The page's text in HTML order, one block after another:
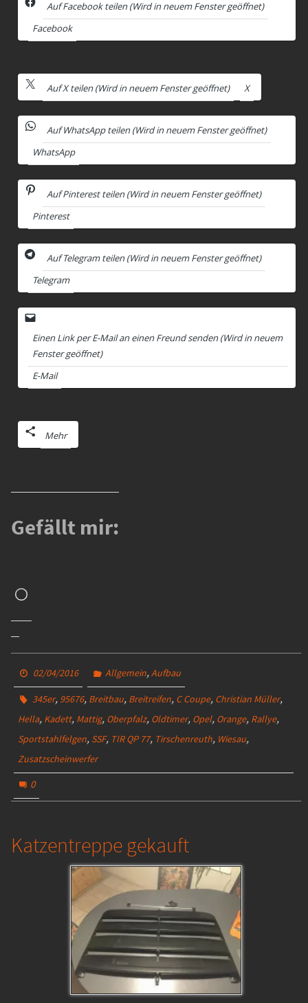
Auf Facebook teilen (Wird in neuem Fenster geöffnet)
Facebook
Auf X teilen (Wird in neuem Fenster geöffnet) X
Auf WhatsApp teilen (Wird in neuem Fenster geöffnet)
WhatsApp
Auf Pinterest teilen (Wird in neuem Fenster geöffnet)
Pinterest
Auf Telegram teilen (Wird in neuem Fenster geöffnet)
Telegram
Einen Link per E-Mail an einen Freund senden (Wird in neuem
Fenster geöffnet)
E-Mail
Mehr
Gefällt mir:
geladen …
02/04/2016 Allgemein, Aufbau
345er, 95676, Breitbau, Breitreifen, C Coupe, Christian Müller,
Hella, Kadett, Mattig, Oberpfalz, Oldtimer, Opel, Orange, Rallye,
Sportstahlfelgen, SSF, TIR QP 77, Tirschenreuth, Wiesau,
Zusatzscheinwerfer
0
Katzentreppe gekauft